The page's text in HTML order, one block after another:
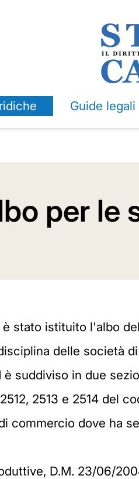
Guide legali
per le
stato istituito l'albo
delle società
suddiviso in due
2513 e 2514 del
commercio dove ha
D.M. 23/06/